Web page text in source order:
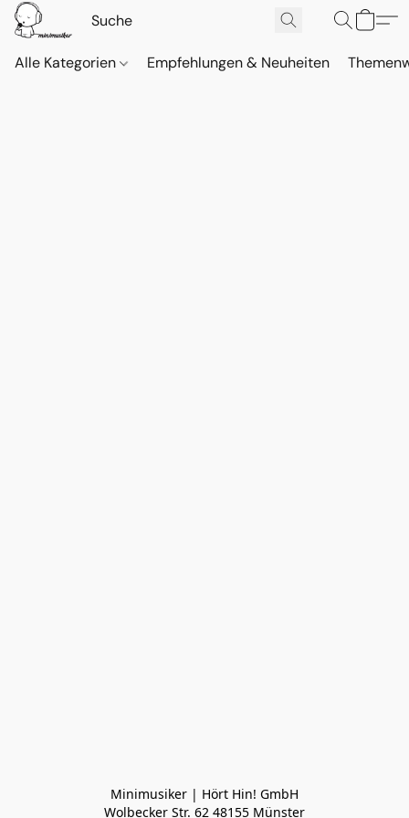
Alle Kategorien Empfehlungen & Neuheiten
Minimusiker | Hört Hin! GmbH
Wolbecker Str. 62 48155 Münster